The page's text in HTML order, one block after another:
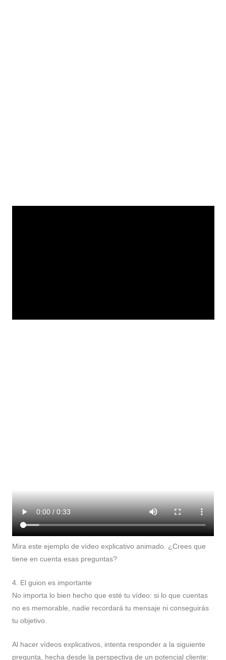
Mira este ejemplo de vídeo explicativo animado. ¿Crees que
tiene en cuenta esas preguntas?
4. El guion es importante
No importa lo bien hecho que esté tu vídeo: si lo que cuentas
no es memorable, nadie recordará tu mensaje ni conseguirás
tu objetivo.
Al hacer vídeos explicativos, intenta responder a la siguiente
pregunta, hecha desde la perspectiva de un potencial cliente: